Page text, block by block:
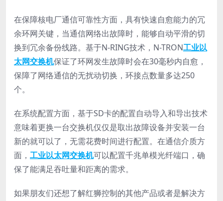
在保障核电厂通信可靠性方面，具有快速自愈能力的冗
余环网关键，当通信网络出故障时，能够自动平滑的切
换到冗余备份线路。基于N-RING技术，N-TRON工业以
太网交换机保证了环网发生故障时会在30毫秒内自愈，
保障了网络通信的无扰动切换，环接点数量多达250
个。
在系统配置方面，基于SD卡的配置自动导入和导出技术
意味着更换一台交换机仅仅是取出故障设备并安装一台
新的就可以了，无需花费时间进行配置。在通信介质方
面， 工业以太网交换机可以配置千兆单模光纤端口，确
保了能满足吞吐量和距离的需求。
如果朋友们还想了解红狮控制的其他产品或者是解决方